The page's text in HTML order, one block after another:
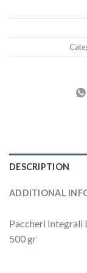
DESCRIPTION
ADDITIONAL
Paccheri Integrali
500 gr